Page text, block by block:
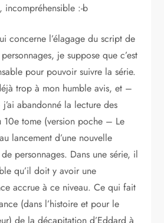
incompréhensible :-b
concerne l’élagage du script de
je suppose que c’est
pour pouvoir suivre la série.
trop à mon humble avis, et –
abandonné la lecture des
10e tome (version poche – Le
lancement d’une nouvelle
personnages. Dans une série, il
qu’il doit y avoir une
accrue à ce niveau. Ce qui fait
(dans l’histoire et pour le
de la décapitation d’Eddard à